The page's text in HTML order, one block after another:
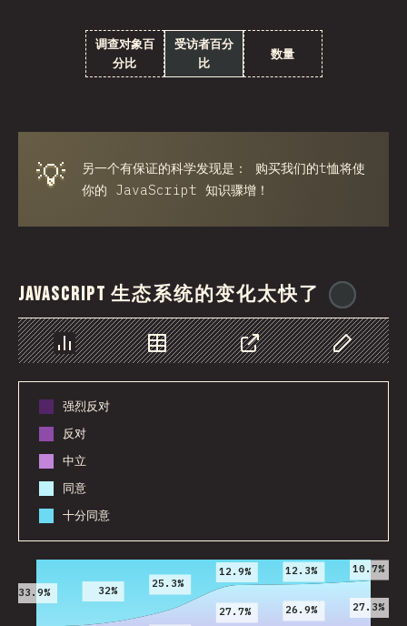
调查对象百
分比
受访者百分
比
数量
💡
另一个有保证的科学发现是： 购买我们的t恤将使
你的 JavaScript 知识骤增！
JavaScript 生态系统的变化太快了
图表 数据 分享 自定义数据
强烈反对
反对
中立
同意
十分同意
2016 2017 2018 2019 2020 2021
27.7% 26.9% 27.3%
33.9% 32%
25.3%
12.9% 12.3% 10.7%